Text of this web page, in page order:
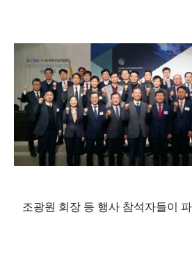
조광원 회장 등 행사 참석자들이